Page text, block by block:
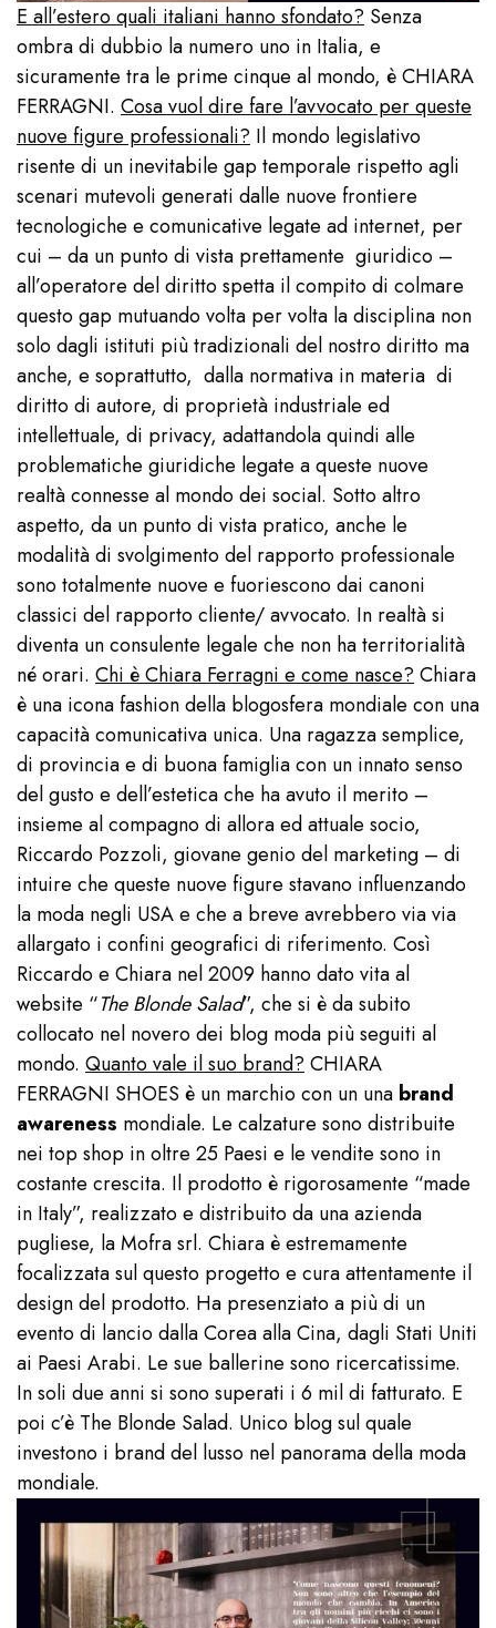
E all’estero quali italiani hanno sfondato? Senza
ombra di dubbio la numero uno in Italia, e
sicuramente tra le prime cinque al mondo, è CHIARA
FERRAGNI. Cosa vuol dire fare l’avvocato per queste
nuove figure professionali? Il mondo legislativo
risente di un inevitabile gap temporale rispetto agli
scenari mutevoli generati dalle nuove frontiere
tecnologiche e comunicative legate ad internet, per
cui – da un punto di vista prettamente giuridico –
all’operatore del diritto spetta il compito di colmare
questo gap mutuando volta per volta la disciplina non
solo dagli istituti più tradizionali del nostro diritto ma
anche, e soprattutto, dalla normativa in materia di
diritto di autore, di proprietà industriale ed
intellettuale, di privacy, adattandola quindi alle
problematiche giuridiche legate a queste nuove
realtà connesse al mondo dei social. Sotto altro
aspetto, da un punto di vista pratico, anche le
modalità di svolgimento del rapporto professionale
sono totalmente nuove e fuoriescono dai canoni
classici del rapporto cliente/ avvocato. In realtà si
diventa un consulente legale che non ha territorialità
né orari. Chi è Chiara Ferragni e come nasce? Chiara
è una icona fashion della blogosfera mondiale con una
capacità comunicativa unica. Una ragazza semplice,
di provincia e di buona famiglia con un innato senso
del gusto e dell’estetica che ha avuto il merito –
insieme al compagno di allora ed attuale socio,
Riccardo Pozzoli, giovane genio del marketing – di
intuire che queste nuove figure stavano influenzando
la moda negli USA e che a breve avrebbero via via
allargato i confini geografici di riferimento. Così
Riccardo e Chiara nel 2009 hanno dato vita al
website “The Blonde Salad”, che si è da subito
collocato nel novero dei blog moda più seguiti al
mondo. Quanto vale il suo brand? CHIARA
FERRAGNI SHOES è un marchio con un una brand
awareness mondiale. Le calzature sono distribuite
nei top shop in oltre 25 Paesi e le vendite sono in
costante crescita. Il prodotto è rigorosamente “made
in Italy”, realizzato e distribuito da una azienda
pugliese, la Mofra srl. Chiara è estremamente
focalizzata sul questo progetto e cura attentamente il
design del prodotto. Ha presenziato a più di un
evento di lancio dalla Corea alla Cina, dagli Stati Uniti
ai Paesi Arabi. Le sue ballerine sono ricercatissime.
In soli due anni si sono superati i 6 mil di fatturato. E
poi c’è The Blonde Salad. Unico blog sul quale
investono i brand del lusso nel panorama della moda
mondiale.